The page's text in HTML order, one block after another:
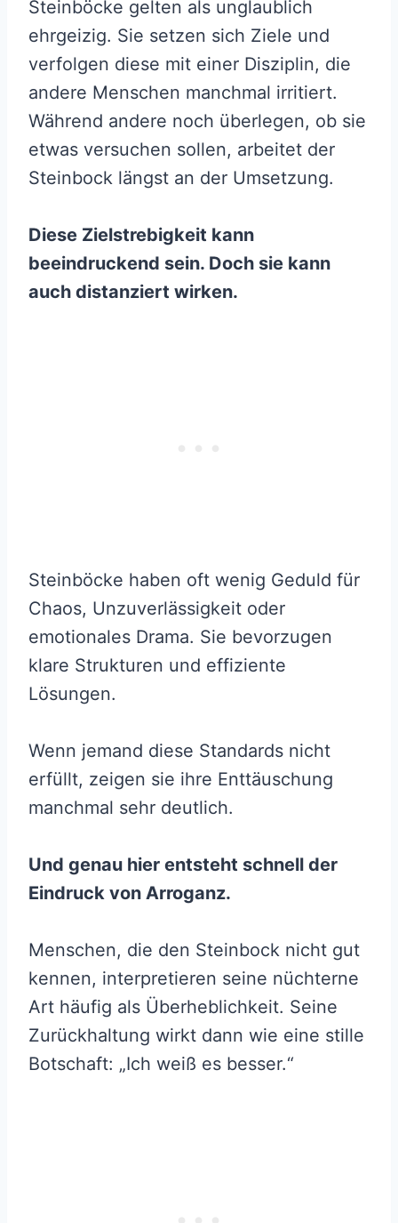
Steinböcke gelten als unglaublich
ehrgeizig. Sie setzen sich Ziele und
verfolgen diese mit einer Disziplin, die
andere Menschen manchmal irritiert.
Während andere noch überlegen, ob sie
etwas versuchen sollen, arbeitet der
Steinbock längst an der Umsetzung.
Diese Zielstrebigkeit kann
beeindruckend sein. Doch sie kann
auch distanziert wirken.
Steinböcke haben oft wenig Geduld für
Chaos, Unzuverlässigkeit oder
emotionales Drama. Sie bevorzugen
klare Strukturen und effiziente
Lösungen.
Wenn jemand diese Standards nicht
erfüllt, zeigen sie ihre Enttäuschung
manchmal sehr deutlich.
Und genau hier entsteht schnell der
Eindruck von Arroganz.
Menschen, die den Steinbock nicht gut
kennen, interpretieren seine nüchterne
Art häufig als Überheblichkeit. Seine
Zurückhaltung wirkt dann wie eine stille
Botschaft: „Ich weiß es besser.“